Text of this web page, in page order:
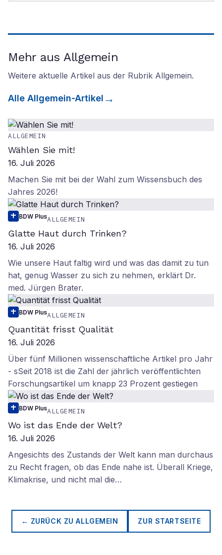
Mehr aus Allgemein
Weitere aktuelle Artikel aus der Rubrik Allgemein.
Alle Allgemein-Artikel
ALLGEMEIN
Wählen Sie mit!
16. Juli 2026
Machen Sie mit bei der Wahl zum Wissensbuch des
Jahres 2026!
BDW PlusALLGEMEIN
Glatte Haut durch Trinken?
16. Juli 2026
Wie unsere Haut faltig wird und was das damit zu tun
hat, genug Wasser zu sich zu nehmen, erklärt Dr.
med. Jürgen Brater.
BDW PlusALLGEMEIN
Quantität frisst Qualität
16. Juli 2026
Über fünf Millionen wissenschaftliche Artikel pro Jahr
- sSeit 2018 ist die Zahl der jährlich veröffentlichten
Forschungsartikel um knapp 23 Prozent gestiegen
BDW PlusALLGEMEIN
Wo ist das Ende der Welt?
16. Juli 2026
Angesichts des Zustands der Welt kann man durchaus
zu Recht fragen, ob das Ende nahe ist. Überall Kriege,
Klimakrise, und nicht mal die…
← ZURÜCK ZUALLGEMEIN ZUR STARTSEITE